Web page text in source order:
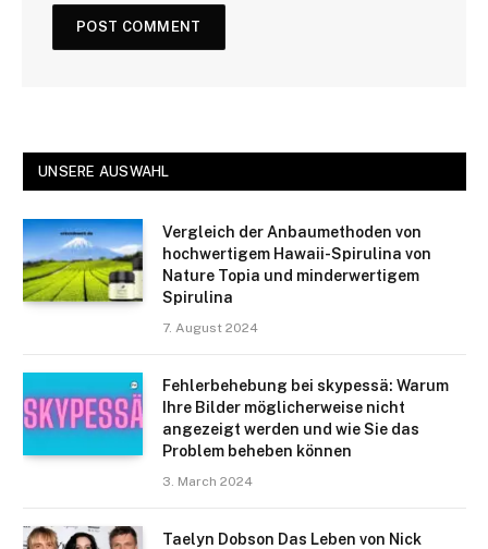
UNSERE AUSWAHL
Vergleich der Anbaumethoden von
hochwertigem Hawaii-Spirulina von
Nature Topia und minderwertigem
Spirulina
7. August 2024
Fehlerbehebung bei skypessä: Warum
Ihre Bilder möglicherweise nicht
angezeigt werden und wie Sie das
Problem beheben können
3. March 2024
Taelyn Dobson Das Leben von Nick